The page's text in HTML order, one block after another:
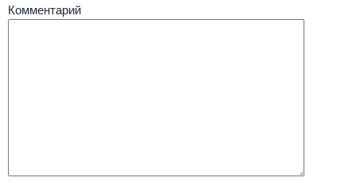
Комментарий